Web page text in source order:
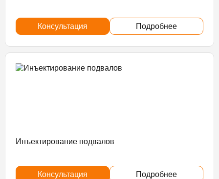
Консультация Подробнее
Инъектирование подвалов
Консультация Подробнее